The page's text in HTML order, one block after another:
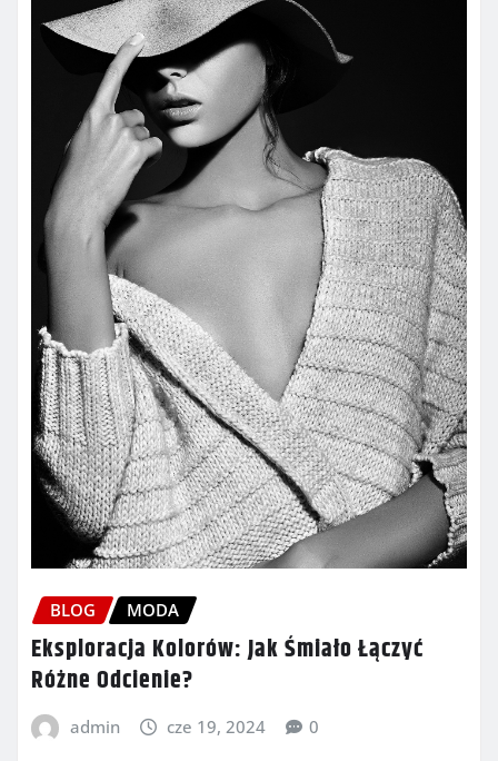
BLOG MODA
Eksploracja Kolorów: Jak Śmiało Łączyć
Różne Odcienie?
admin cze 19, 2024 0